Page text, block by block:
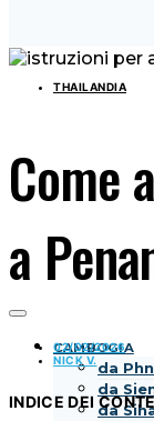
CAMBOGIA
da
da
da
THAILANDIA
Come
a
02/02/2026
NICK V.
INDICE DEI